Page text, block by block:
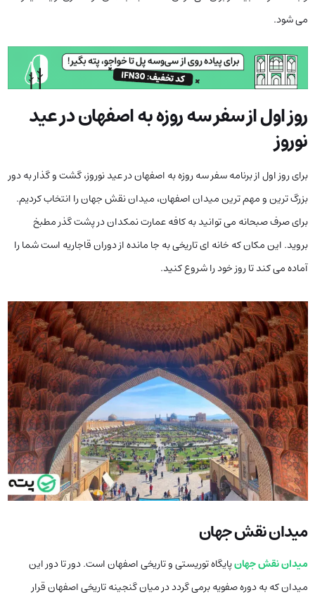
می شود.
روز اول از سفر سه روزه به اصفهان در عید
نوروز
برای روز اول از برنامه سفر سه روزه به اصفهان در عید نوروز، گشت و گذار به دور
بزرگ ترین و مهم ترین میدان اصفهان، میدان نقش جهان را انتخاب کردیم.
برای صرف صبحانه می توانید به کافه عمارت نمکدان در پشت گذر مطبخ
بروید. این مکان که خانه ای تاریخی به جا مانده از دوران قاجاریه است شما را
آماده می کند تا روز خود را شروع کنید.
میدان نقش جهان
میدان نقش جهانپایگاه توریستی و تاریخی اصفهان است. دور تا دور این
میدان که به دوره صفویه برمی گردد در میان گنجینه تاریخی اصفهان قرار